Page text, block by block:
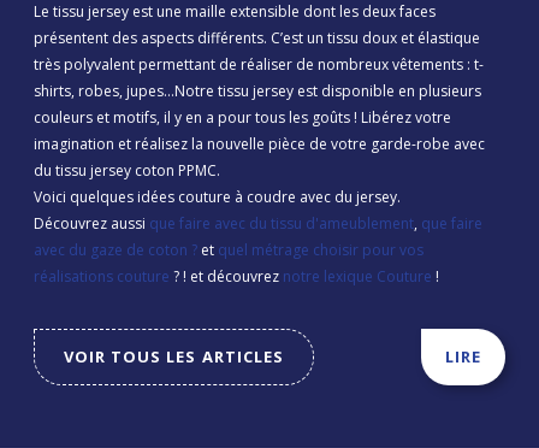
Le tissu jersey est une maille extensible dont les deux faces
présentent des aspects différents. C’est un tissu doux et élastique
très polyvalent permettant de réaliser de nombreux vêtements : t-
shirts, robes, jupes…Notre tissu jersey est disponible en plusieurs
couleurs et motifs, il y en a pour tous les goûts ! Libérez votre
imagination et réalisez la nouvelle pièce de votre garde-robe avec
du tissu jersey coton PPMC.
Voici quelques idées couture à coudre avec du jersey.
Découvrez aussi que faire avec du tissu d'ameublement, que faire
avec du gaze de coton ? et quel métrage choisir pour vos
réalisations couture ? ! et découvrez notre lexique Couture !
VOIR TOUS LES ARTICLES LIRE